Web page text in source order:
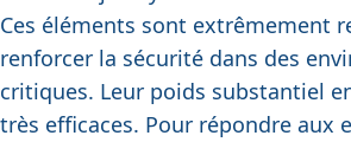
Ces éléments sont extrêmement
renforcer la sécurité dans des
critiques. Leur poids substantiel
très efficaces. Pour répondre aux